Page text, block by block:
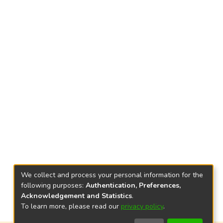
We collect and process your personal information for the
following purposes: Authentication, Preferences,
Acknowledgement and Statistics.
To learn more, please read our privacy policy.